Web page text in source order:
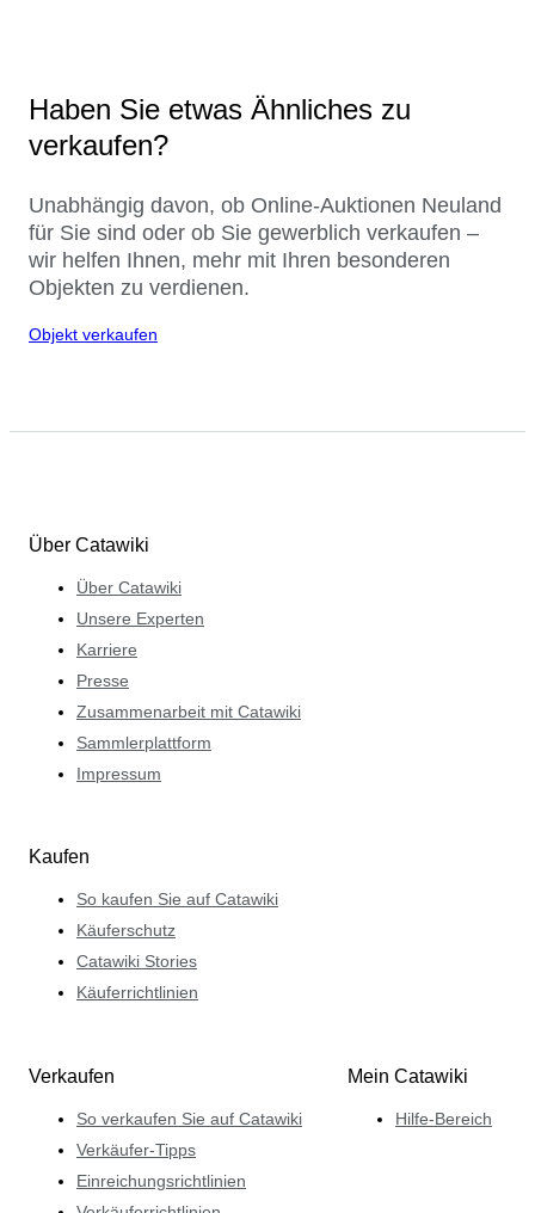
Haben Sie etwas Ähnliches zu
verkaufen?
Unabhängig davon, ob Online-Auktionen Neuland
für Sie sind oder ob Sie gewerblich verkaufen –
wir helfen Ihnen, mehr mit Ihren besonderen
Objekten zu verdienen.
Objekt verkaufen
Über Catawiki
Über Catawiki
Unsere Experten
Karriere
Presse
Zusammenarbeit mit Catawiki
Sammlerplattform
Impressum
Kaufen
So kaufen Sie auf Catawiki
Käuferschutz
Catawiki Stories
Käuferrichtlinien
Verkaufen
So verkaufen Sie auf Catawiki
Verkäufer-Tipps
Einreichungsrichtlinien
Mein Catawiki
Hilfe-Bereich